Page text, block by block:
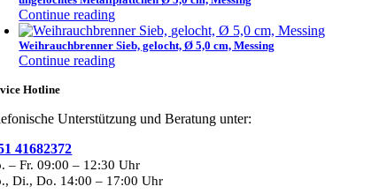
Continue reading
Weihrauchbrenner Sieb, gelocht, Ø 5,0 cm, Messing
Continue reading
Hotline
Unterstützung und Beratung unter:
41682372
– Fr. 09:00 – 12:30 Uhr
Di., Do. 14:00 – 17:00 Uhr